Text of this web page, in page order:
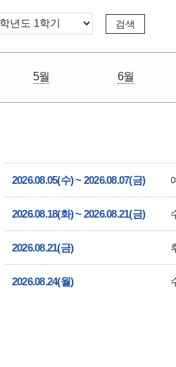
5월 6월
2026.08.05(수) ~ 2026.08.07(금)
2026.08.18(화) ~ 2026.08.21(금)
2026.08.21(금)
2026.08.24(월)